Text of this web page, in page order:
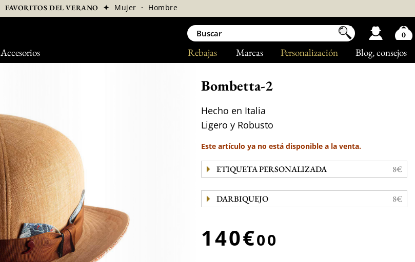
Accesorios Blog, consejos
Personalización
Marcas
Rebajas
FAVORITOS DEL VERANO ✦ Mujer · Hombre
Bombetta-2
Hecho en Italia
Ligero y Robusto
Este artículo ya no está disponible a la venta.
ETIQUETA PERSONALIZADA 8€
DARBIQUEJO 8€
140€00
0